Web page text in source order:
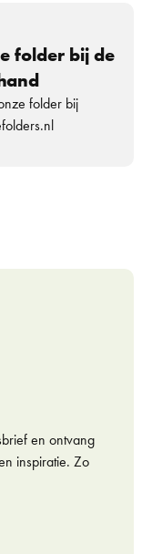
folder bij de
folder bij
en ontvang
inspiratie. Zo